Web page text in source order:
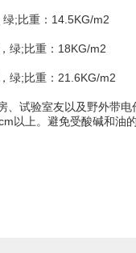
;比重：14.5KG/m2
绿;比重：18KG/m2
绿;比重：21.6KG/m2
、试验室友以及野外带
以上。避免受酸碱和油